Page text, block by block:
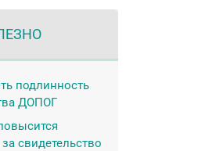
подлинность
ДОПОГ
свидетельство